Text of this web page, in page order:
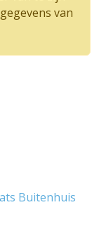
van
Buitenhuis